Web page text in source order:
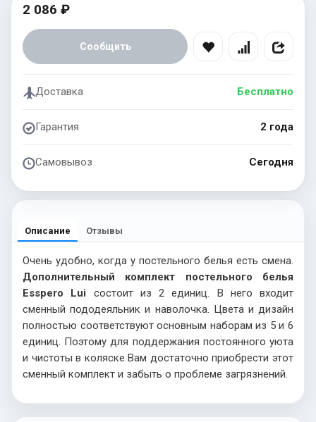
2 086 ₽
Сообщить
Доставка Бесплатно
Гарантия 2 года
Самовывоз Сегодня
Описание Отзывы
Очень удобно, когда у постельного белья есть смена.
Дополнительный комплект постельного белья
Esspero
Lui
состоит из 2 единиц. В него входит
сменный пододеяльник и наволочка. Цвета и дизайн
полностью соответствуют основным наборам из 5 и 6
единиц. Поэтому для поддержания постоянного уюта
и чистоты в коляске Вам достаточно приобрести этот
сменный комплект и забыть о проблеме загрязнений.